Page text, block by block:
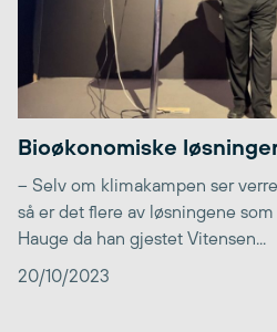
Bioøkonomiske
– Selv om klimakampen ser
så er det flere av løsningene
Hauge da han gjestet Vitensen...
20/10/2023